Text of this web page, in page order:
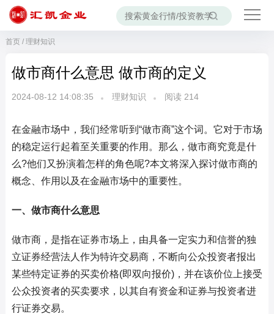
首页/ 理财知识
做市商什么意思 做市商的定义
2024-08-12 14:08:35 理财知识 阅读 214
在金融市场中，我们经常听到“做市商”这个词。它对于市场
的稳定运行起着至关重要的作用。那么，做市商究竟是什
么?他们又扮演着怎样的角色呢?本文将深入探讨做市商的
概念、作用以及在金融市场中的重要性。
一、做市商什么意思
做市商，是指在证券市场上，由具备一定实力和信誉的独
立证券经营法人作为特许交易商，不断向公众投资者报出
某些特定证券的买卖价格(即双向报价)，并在该价位上接受
公众投资者的买卖要求，以其自有资金和证券与投资者进
行证券交易。